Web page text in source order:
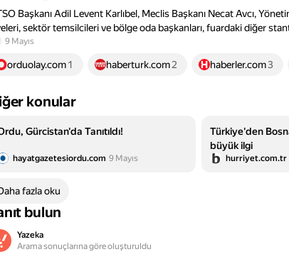
Başkanı Adil Levent Karlıbel, Meclis Başkanı Necat Avcı,
sektör temsilcileri ve bölge oda başkanları, fuardaki diğer
9 Mayıs
orduolay.com1 haberturk.com2 haberler.com3
konular
Gürcistan'da Tanıtıldı!
hayatgazetesiordu.com 9 Mayıs
Türkiye'den
büyük ilgi
hurriyet.com.tr
fazla oku
bulun
Yazeka
Arama sonuçlarına göre oluşturuldu